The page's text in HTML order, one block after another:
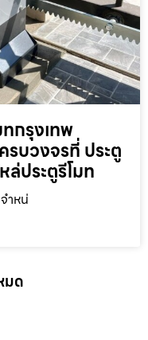
กรุงเทพ
รบวงจรที่ ประตู
ล่ประตูรีโมท
ำหน่
มด